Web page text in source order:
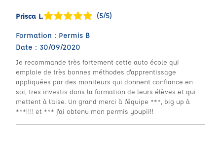
Prisca L. (5/5)
Formation : Permis B
Date : 30/09/2020
Je recommande très fortement cette auto école qui
emploie de très bonnes méthodes d'apprentissage
appliquées par des moniteurs qui donnent confiance en
soi, tres investis dans la formation de leurs élèves et qui
mettent à l'aise. Un grand merci à l'équipe ***, big up à
***!!!! et *** j'ai obtenu mon permis youpii!!